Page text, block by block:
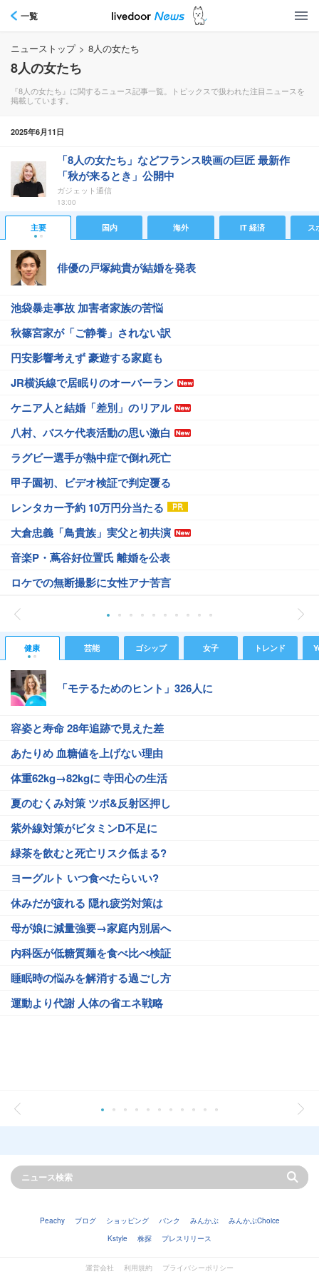
一覧
ニューストップ > 8人の女たち
8人の女たち
『8人の女たち』に関するニュース記事一覧。トピックスで扱われた注目ニュースを
掲載しています。
2025年6月11日
「8人の女たち」などフランス映画の巨匠 最新作
「秋が来るとき」公開中
ガジェット通信
13:00
主要 国内 海外 IT 経済 ス
俳優の戸塚純貴が結婚を発表
池袋暴走事故 加害者家族の苦悩
秋篠宮家が「ご静養」されない訳
円安影響考えず 豪遊する家庭も
JR横浜線で居眠りのオーバーラン
ケニア人と結婚「差別」のリアル
八村、バスケ代表活動の思い激白
ラグビー選手が熱中症で倒れ死亡
甲子園初、ビデオ検証で判定覆る
レンタカー予約 10万円分当たる
大倉忠義「鳥貴族」実父と初共演
音楽P・蔦谷好位置氏 離婚を公表
ロケでの無断撮影に女性アナ苦言
健康 芸能 ゴシップ 女子 トレンド
「モテるためのヒント」326人に
容姿と寿命 28年追跡で見えた差
あたりめ 血糖値を上げない理由
体重62kg→82kgに 寺田心の生活
夏のむくみ対策 ツボ&反射区押し
紫外線対策がビタミンD不足に
緑茶を飲むと死亡リスク低まる?
ヨーグルト いつ食べたらいい?
休みだが疲れる 隠れ疲労対策は
母が娘に減量強要→家庭内別居へ
内科医が低糖質麺を食べ比べ検証
睡眠時の悩みを解消する過ごし方
運動より代謝 人体の省エネ戦略
Peachy ブログ ショッピング バンク みんかぶ
みんかぶChoice
Kstyle
株探 プレスリリース
運営会社 利用規約 プライバシーポリシー